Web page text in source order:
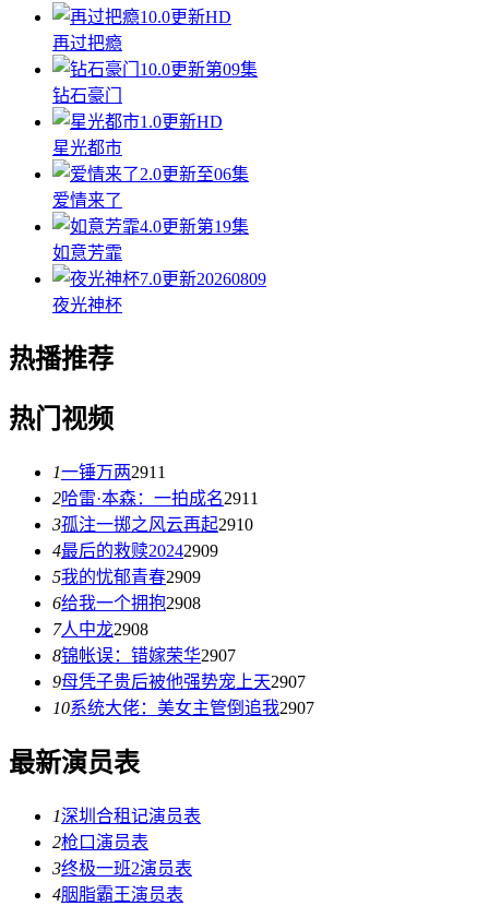
10.0更新HD
再过把瘾
10.0更新第09集
钻石豪门
1.0更新HD
星光都市
2.0更新至06集
爱情来了
4.0更新第19集
如意芳霏
7.0更新20260809
夜光神杯
热播推荐
热门视频
1一锤万两2911
2哈雷·本森：一拍成名2911
3孤注一掷之风云再起2910
4最后的救赎20242909
5我的忧郁青春2909
6给我一个拥抱2908
7人中龙2908
8锦帐误：错嫁荣华2907
9母凭子贵后被他强势宠上天2907
10系统大佬：美女主管倒追我2907
最新演员表
1深圳合租记演员表
2枪口演员表
3终极一班2演员表
4胭脂霸王演员表